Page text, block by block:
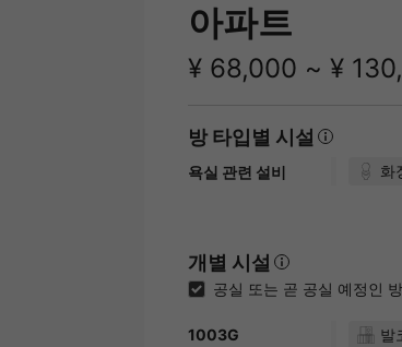
아파트
¥ 68,000 ~ ¥
방 타입별 시설
욕실 관련 설비 화
개별 시설
공실 또는 곧 공실 예정인
1003G 발